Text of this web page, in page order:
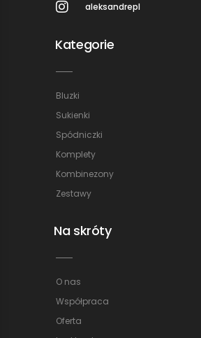
aleksandrepl
Kategorie
Bluzki
Sukienki
Spódniczki
Komplety
Kombinezony
Zestawy
Na skróty
O nas
Współpraca
Oferta